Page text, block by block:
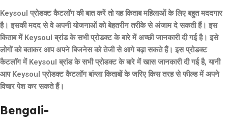
Keysoul प्रोडक्ट कैटलॉग की बात करें तो यह किताब महिलाओं के लिए बहुत मददगार
है। इसकी मदद से वे अपनी योजनाओं को बेहतरीन तरीके से अंजाम दे सकती हैं। इस
किताब में Keysoul ब्रांड के सभी प्रोडक्ट के बारे में अच्छी जानकारी दी गई है। इसे
लोगों को बताकर आप अपने बिजनेस को तेजी से आगे बढ़ा सकते हैं। इस प्रोडक्ट
कैटलॉग में Keysoul ब्रांड के सभी प्रोडक्ट के बारे में खास जानकारी दी गई है, यानी
आप Keysoul प्रोडक्ट कैटलॉग बांग्ला किताबों के जरिए किस तरह से फील्ड में अपने
विचार पेश कर सकते हैं।
Bengali-